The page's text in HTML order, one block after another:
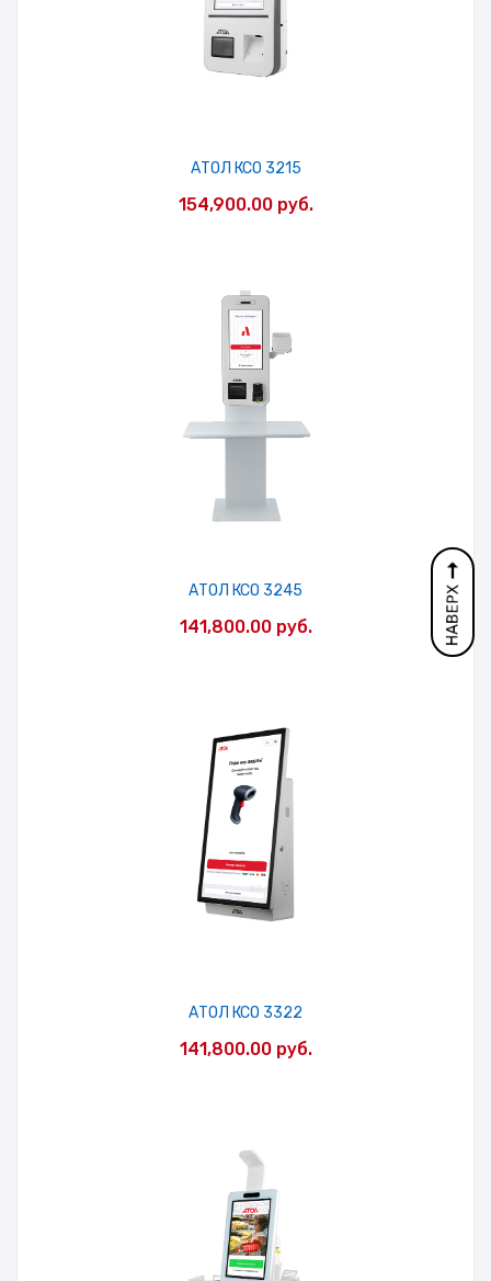
АТОЛ КСО 3215
154,900.00 руб.
АТОЛ КСО 3245
141,800.00 руб.
АТОЛ КСО 3322
141,800.00 руб.